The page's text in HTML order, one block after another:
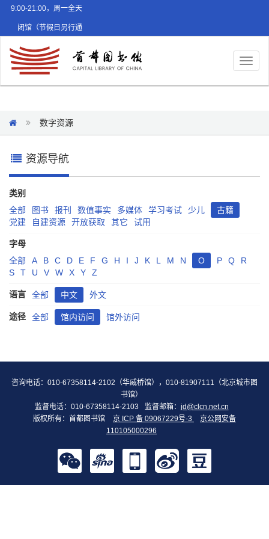
9:00-21:00，周一全天
闭馆（节假日另行通
数字资源
资源导航
类别
全部
图书 报刊 数值事实 多媒体 学习考试 少儿
古籍
党建
自建资源 开放获取 其它 试用
字母
全部
A B C D E F G H I J K L M N O P Q
R
S
T U V W X Y Z
语言 全部 中文 外文
途径 全部 馆内访问 馆外访问
咨询电话：010-67358114-2102（华威桥馆），010-81907111（北京城市图
书馆）
监督电话：010-67358114-2103
监督邮箱： jd@clcn.net.cn
版权所有：首都图书馆
京 ICP 备 09067229号-3
京公网安备
110105000296